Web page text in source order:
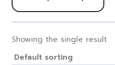
Showing the single result